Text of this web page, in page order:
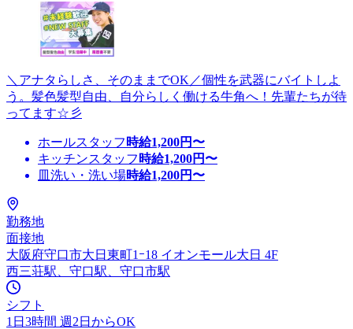
＼アナタらしさ、そのままでOK／個性を武器にバイトしよ
う。髪色髪型自由、自分らしく働ける牛角へ！先輩たちが待
ってます☆彡
ホールスタッフ 時給1,200円〜
キッチンスタッフ 時給1,200円〜
皿洗い・洗い場時給1,200円〜
勤務地
面接地
大阪府守口市大日東町1ｰ18 イオンモール大日 4F
西三荘駅、守口駅、守口市駅
シフト
1日3時間 週2日からOK